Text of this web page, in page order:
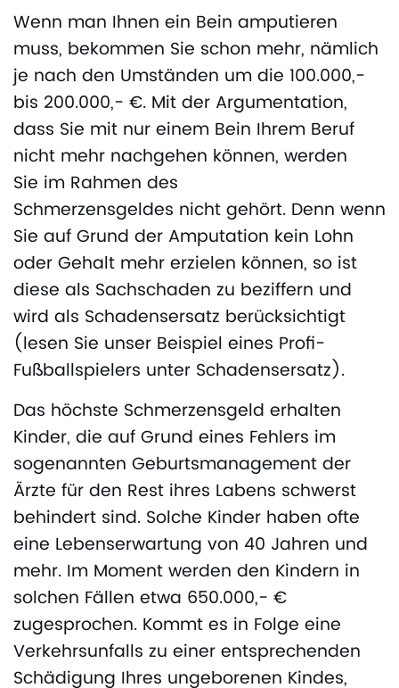
Wenn man Ihnen ein Bein amputieren
muss, bekommen Sie schon mehr, nämlich
je nach den Umständen um die 100.000,-
bis 200.000,- €. Mit der Argumentation,
dass Sie mit nur einem Bein Ihrem Beruf
nicht mehr nachgehen können, werden
Sie im Rahmen des
Schmerzensgeldes nicht gehört. Denn wenn
Sie auf Grund der Amputation kein Lohn
oder Gehalt mehr erzielen können, so ist
diese als Sachschaden zu beziffern und
wird als Schadensersatz berücksichtigt
(lesen Sie unser Beispiel eines Profi-
Fußballspielers unter Schadensersatz).
Das höchste Schmerzensgeld erhalten
Kinder, die auf Grund eines Fehlers im
sogenannten Geburtsmanagement der
Ärzte für den Rest ihres Labens schwerst
behindert sind. Solche Kinder haben ofte
eine Lebenserwartung von 40 Jahren und
mehr. Im Moment werden den Kindern in
solchen Fällen etwa 650.000,- €
zugesprochen. Kommt es in Folge eine
Verkehrsunfalls zu einer entsprechenden
Schädigung Ihres ungeborenen Kindes,